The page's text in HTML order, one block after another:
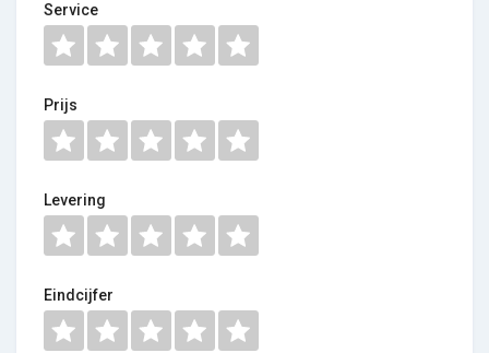
Service
Prijs
Levering
Eindcijfer